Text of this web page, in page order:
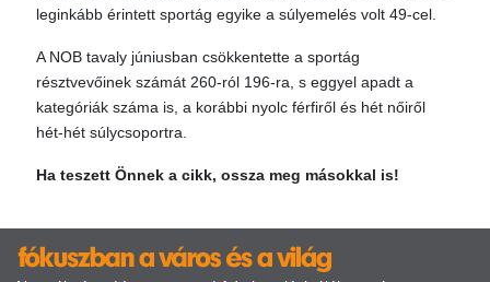
leginkább érintett sportág egyike a súlyemelés volt 49-cel.
A NOB tavaly júniusban csökkentette a sportág
résztvevőinek számát 260-ról 196-ra, s eggyel apadt a
kategóriák száma is, a korábbi nyolc férfiről és hét nőiről
hét-hét súlycsoportra.
Ha teszett Önnek a cikk, ossza meg másokkal is!